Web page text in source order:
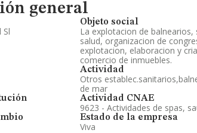
general
Sl
Objeto social
La explotacion de
salud, organizacion de
explotacion, elaboracion y
comercio de inmuebles.
Actividad
Otros
de mar
Actividad CNAE
9623 - Actividades de spas,
Estado de la empresa
Viva